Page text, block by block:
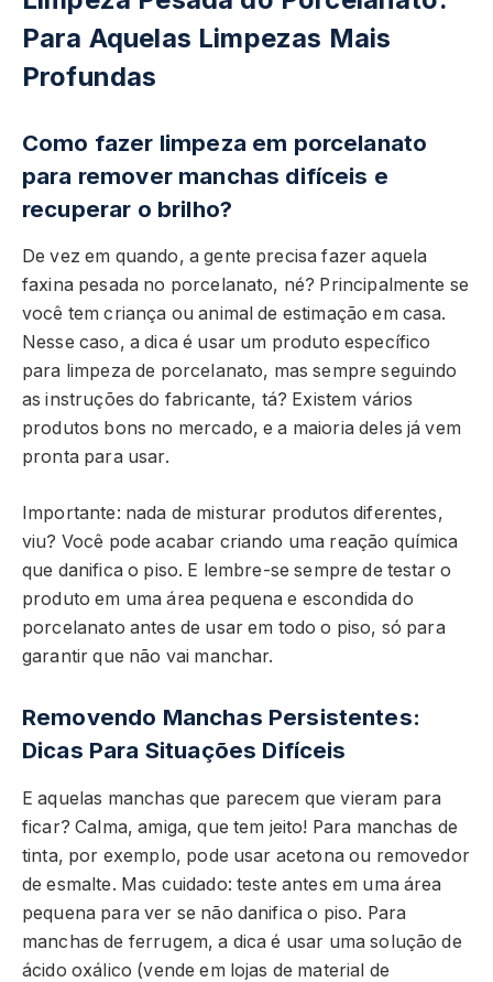
Para Aquelas Limpezas Mais
Profundas
Como fazer limpeza em porcelanato
para remover manchas difíceis e
recuperar o brilho?
De vez em quando, a gente precisa fazer aquela
faxina pesada no porcelanato, né? Principalmente se
você tem criança ou animal de estimação em casa.
Nesse caso, a dica é usar um produto específico
para limpeza de porcelanato, mas sempre seguindo
as instruções do fabricante, tá? Existem vários
produtos bons no mercado, e a maioria deles já vem
pronta para usar.
Importante: nada de misturar produtos diferentes,
viu? Você pode acabar criando uma reação química
que danifica o piso. E lembre-se sempre de testar o
produto em uma área pequena e escondida do
porcelanato antes de usar em todo o piso, só para
garantir que não vai manchar.
Removendo Manchas Persistentes:
Dicas Para Situações Difíceis
E aquelas manchas que parecem que vieram para
ficar? Calma, amiga, que tem jeito! Para manchas de
tinta, por exemplo, pode usar acetona ou removedor
de esmalte. Mas cuidado: teste antes em uma área
pequena para ver se não danifica o piso. Para
manchas de ferrugem, a dica é usar uma solução de
ácido oxálico (vende em lojas de material de